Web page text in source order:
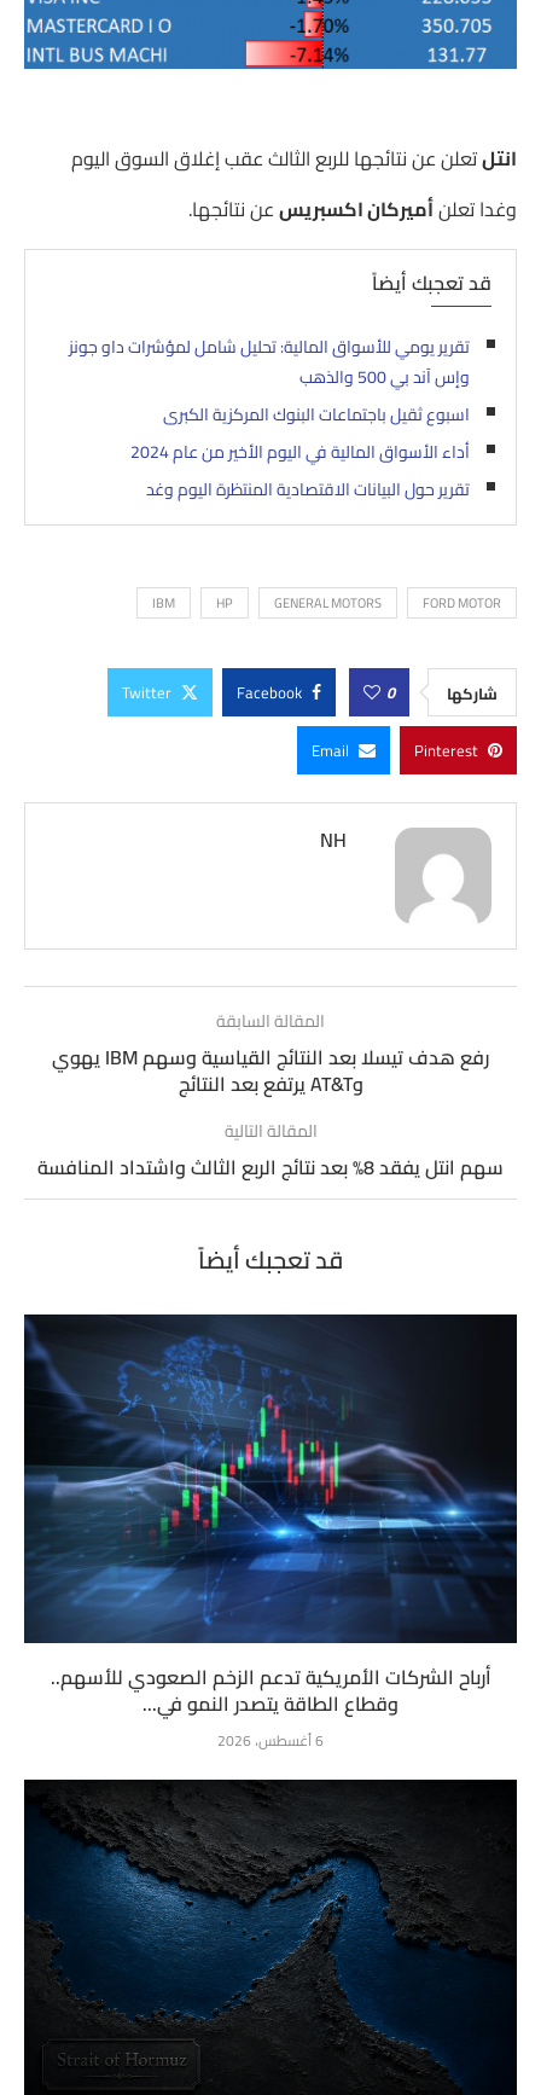
انتلتعلن عن نتائجها للربع الثالث عقب إغلاق السوق اليوم
وغدا تعلنأميركان اكسبريسعن نتائجها.
قد تعجبك أيضاً
تقرير يومي للأسواق المالية: تحليل شامل لمؤشرات داو جونز
وإس آند بي 500 والذهب
اسبوع ثقيل باجتماعات البنوك المركزية الكبرى
أداء الأسواق المالية في اليوم الأخير من عام 2024
تقرير حول البيانات الاقتصادية المنتظرة اليوم وغد
FORD MOTOR
GENERAL MOTORS
HP
IBM
شاركها 0
Facebook
Twitter
Pinterest
Email
NH
المقالة السابقة
رفع هدف تيسلا بعد النتائج القياسية وسهم IBM يهوي
وAT&T يرتفع بعد النتائج
المقالة التالية
سهم انتل يفقد 8% بعد نتائج الربع الثالث واشتداد المنافسة
قد تعجبك أيضاً
أرباح الشركات الأمريكية تدعم الزخم الصعودي للأسهم..
وقطاع الطاقة يتصدر النمو في...
6 أغسطس، 2026